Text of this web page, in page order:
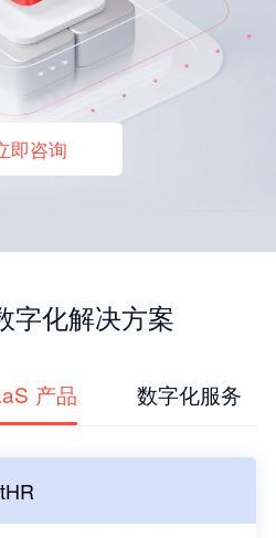
即咨询
字化解决方案
产品 数字化服务